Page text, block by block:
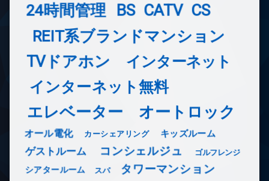
24時間管理 BS CATV CS
REIT系ブランドマンション
TVドアホン インターネット
インターネット無料
エレベーター オートロック
オール電化 カーシェアリング キッズルーム
ゲストルーム コンシェルジュ ゴルフレンジ
シアタールーム スパ タワーマンション